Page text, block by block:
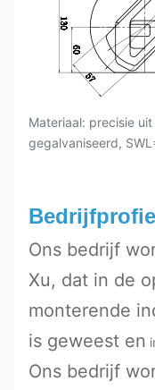
Materiaal: precisie
gegalvaniseerd,
Ons bedrijf
Xu, dat in de
monterende
is geweest en
Ons bedrijf